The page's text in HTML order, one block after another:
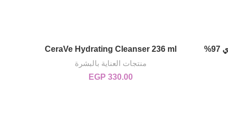
سيروم هيالورونيك اسيد الكوري 97%
قراءة المزيد
CeraVe Hydrating Cleanser 236 ml
منتجات العناية بالبشرة
EGP 330.00